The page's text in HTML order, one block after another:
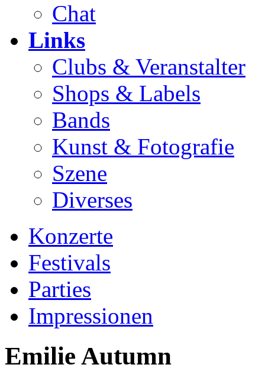
Chat
Links
Clubs & Veranstalter
Shops & Labels
Bands
Kunst & Fotografie
Szene
Diverses
Konzerte
Festivals
Parties
Impressionen
Emilie Autumn